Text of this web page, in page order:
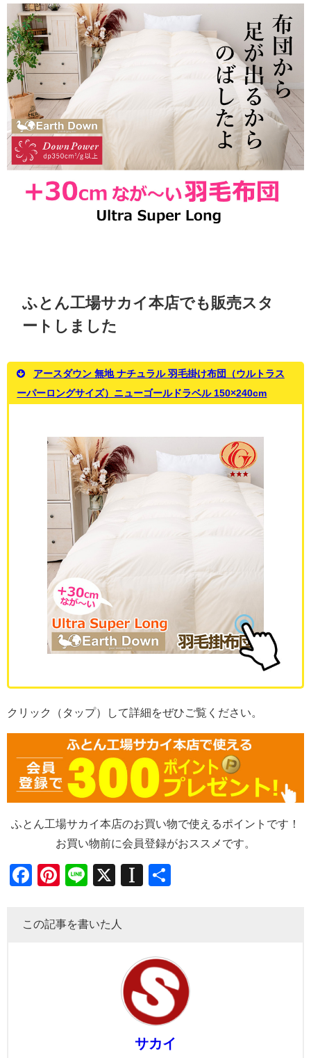
ふとん工場サカイ本店でも販売スタ
ートしました
アースダウン 無地 ナチュラル 羽毛掛け布団（ウルトラス
ーパーロングサイズ）ニューゴールドラベル 150×240cm
クリック（タップ）して詳細をぜひご覧ください。
ふとん工場サカイ本店のお買い物で使えるポイントです！
お買い物前に会員登録がおススメです。
Facebook
Pinterest
Line
X Instapaper
この記事を書いた人
サカイ